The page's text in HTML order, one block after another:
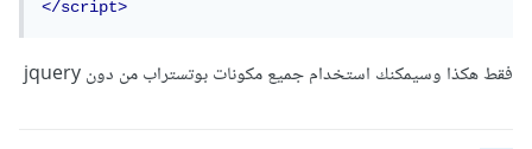
894YE6QWD5I59HgZOGReFYm4dnWc1Qt5NtvYSaNcOP+
=="
crossorigin
"anonymous"
referrerpolicy
"no-referrer"
</script>
فقط هكذا وسيمكنك استخدام جميع مكونات بوتستراب من دون jquery